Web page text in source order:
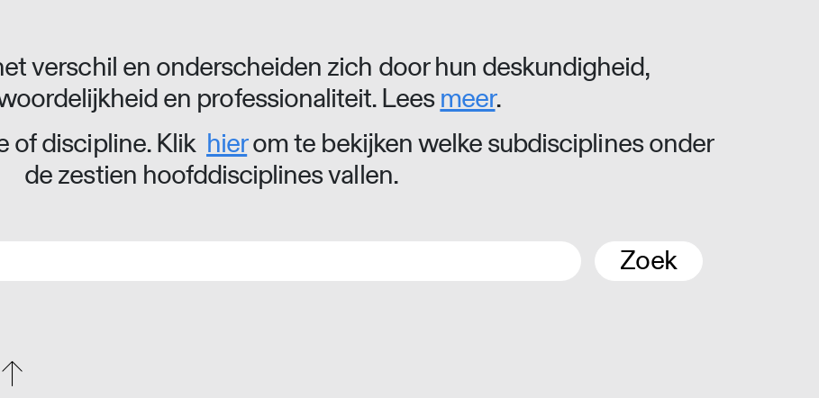
verschil en onderscheiden zich door hun deskundigheid,
en professionaliteit. Leesmeer.
of discipline. Klik hierom te bekijken welke subdisciplines onder
de zestien hoofddisciplines vallen.
Zoek